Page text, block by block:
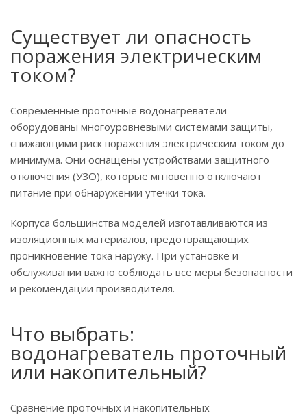
Существует ли опасность
поражения электрическим
током?
Современные проточные водонагреватели
оборудованы многоуровневыми системами защиты,
снижающими риск поражения электрическим током до
минимума. Они оснащены устройствами защитного
отключения (УЗО), которые мгновенно отключают
питание при обнаружении утечки тока.
Корпуса большинства моделей изготавливаются из
изоляционных материалов, предотвращающих
проникновение тока наружу. При установке и
обслуживании важно соблюдать все меры безопасности
и рекомендации производителя.
Что выбрать:
водонагреватель проточный
или накопительный?
Сравнение проточных и накопительных